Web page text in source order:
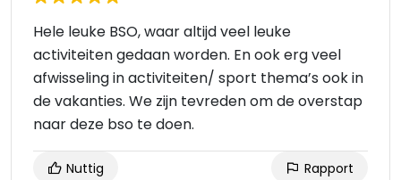
Hele leuke BSO, waar altijd veel leuke
activiteiten gedaan worden. En ook erg veel
afwisseling in activiteiten/ sport thema’s ook in
de vakanties. We zijn tevreden om de overstap
naar deze bso te doen.
Nuttig Rapport